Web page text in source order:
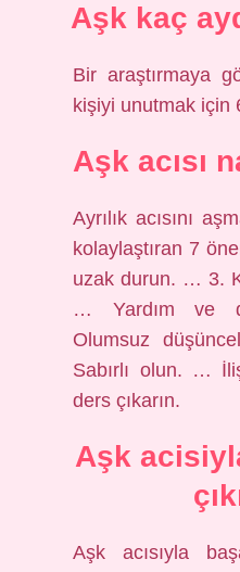
Aşk kaç
Bir araştırmaya
kişiyi unutmak için
Aşk acısı
Ayrılık acısını
kolaylaştıran 7
uzak durun. … 3.
… Yardım ve
Olumsuz
Sabırlı olun. …
ders çıkarın.
Aşk
Aşk acısıyla